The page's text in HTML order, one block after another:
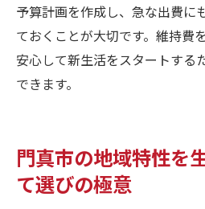
予算計画を作成し、急な出費に
ておくことが大切です。維持費
安心して新生活をスタートする
できます。
門真市の地域特性を
て選びの極意